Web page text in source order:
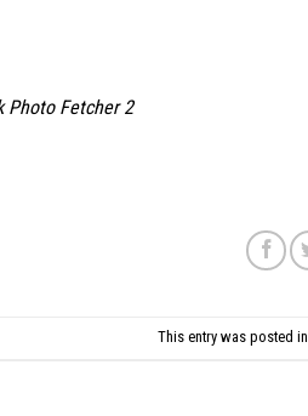
Photo Fetcher 2
This entry was posted in